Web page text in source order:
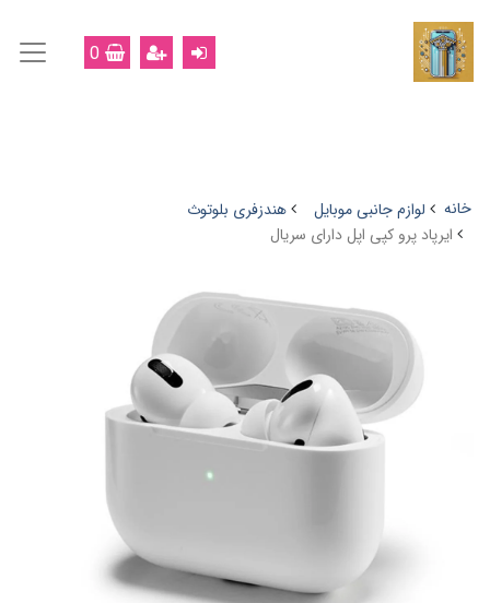
0
خانه لوازم جانبی موبایل
هندزفری بلوتوث
ایرپاد پرو کپی اپل دارای سریال